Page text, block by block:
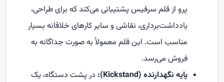
پرو از قلم سرفیس پشتیبانی می‌کند که برای طراحی،
یادداشت‌برداری، نقاشی و سایر کارهای خلاقانه بسیار
مناسب است. این قلم معمولاً به صورت جداگانه به
فروش می‌رسد.
پایه نگهدارنده (Kickstand
): در پشت دستگاه، یک